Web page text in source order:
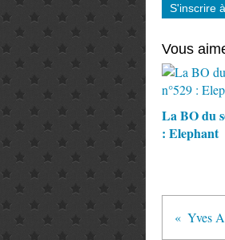
S'inscrire
Vous
La BO du
: Elephant
Yves